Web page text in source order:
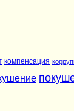
компенсация